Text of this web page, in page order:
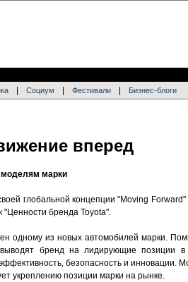
Социум Фестивали Бизнес-блоги
вперед
марки
глобальной концепции "Moving
"Ценности бренда Toyota".
одному из новых автомобилей марки.
бренд на лидирующие позиции в
безопасность и инновации.
укреплению позиции марки на рынке.